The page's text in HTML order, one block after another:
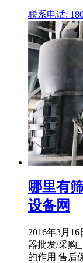
联系电话:
哪里有
设备网
2016年3月
器批发/采购
的作用 售后